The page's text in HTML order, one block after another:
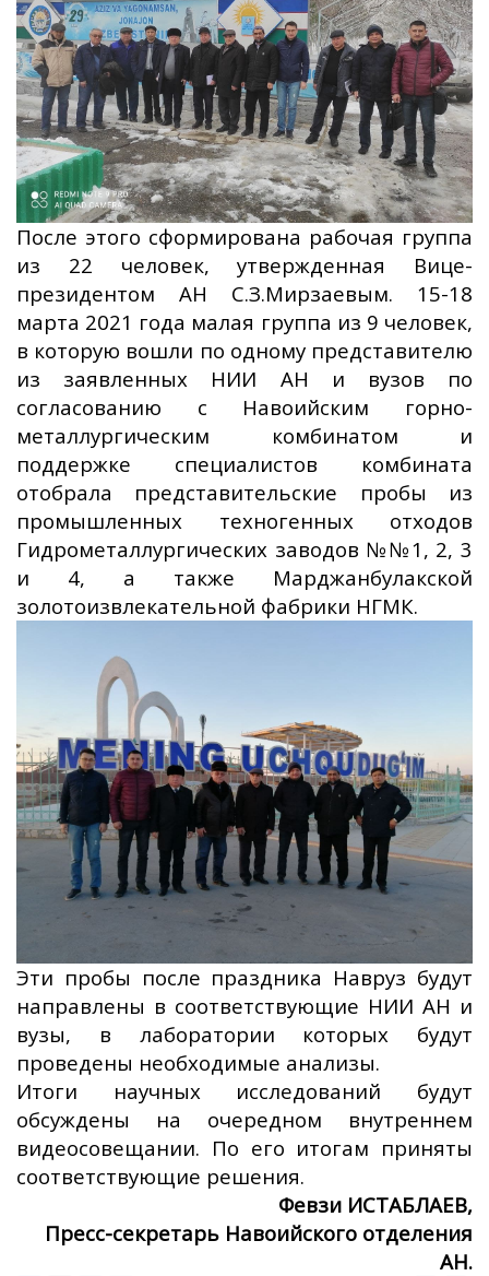
После этого сформирована рабочая группа
из 22 человек, утвержденная Вице-
президентом АН С.З.Мирзаевым. 15-18
марта 2021 года малая группа из 9 человек,
в которую вошли по одному представителю
из заявленных НИИ АН и вузов по
согласованию с Навоийским горно-
металлургическим комбинатом и
поддержке специалистов комбината
отобрала представительские пробы из
промышленных техногенных отходов
Гидрометаллургических заводов №№1, 2, 3
и 4, а также Марджанбулакской
золотоизвлекательной фабрики НГМК.
Эти пробы после праздника Навруз будут
направлены в соответствующие НИИ АН и
вузы, в лаборатории которых будут
проведены необходимые анализы.
Итоги научных исследований будут
обсуждены на очередном внутреннем
видеосовещании. По его итогам приняты
соответствующие решения.
Февзи ИСТАБЛАЕВ,
Пресс-секретарь Навоийского отделения
АН.